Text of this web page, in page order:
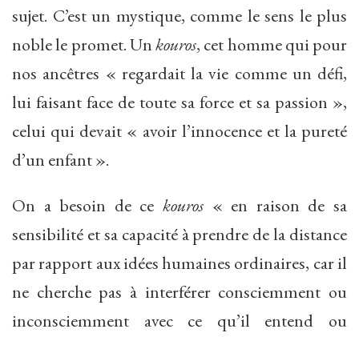
sujet. C’est un mystique, comme le sens le plus
noble le promet. Unkouros, cet homme qui pour
nos ancêtres « regardait la vie comme un défi,
lui faisant face de toute sa force et sa passion »,
celui qui devait « avoir l’innocence et la pureté
d’un enfant ».
On a besoin de ce kouros « en raison de sa
sensibilité et sa capacité à prendre de la distance
par rapport aux idées humaines ordinaires, car il
ne cherche pas à interférer consciemment ou
inconsciemment avec ce qu’il entend ou